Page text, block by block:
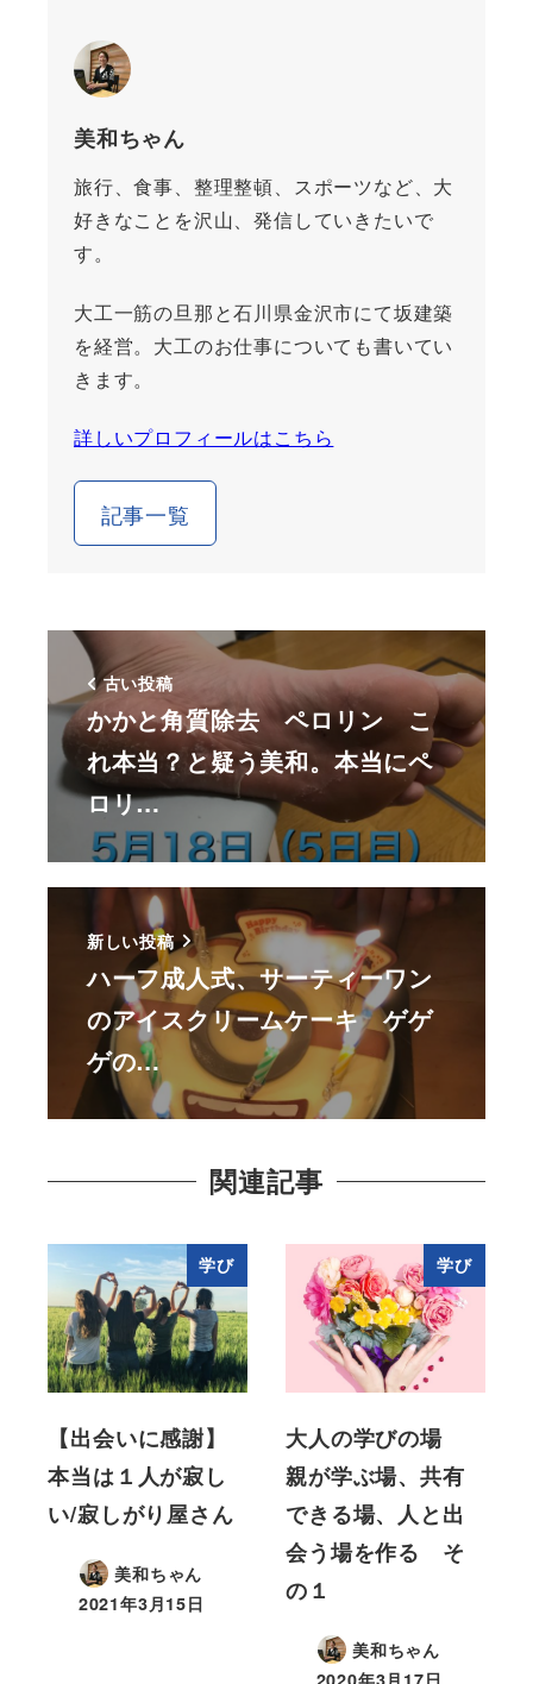
美和ちゃん
旅行、食事、整理整頓、スポーツなど、大
好きなことを沢山、発信していきたいで
す。
大工一筋の旦那と石川県金沢市にて坂建築
を経営。大工のお仕事についても書いてい
きます。
詳しいプロフィールはこちら
記事一覧
古い投稿
かかと角質除去 ペロリン こ
れ本当？と疑う美和。本当にペ
ロリ…
新しい投稿
ハーフ成人式、サーティーワン
のアイスクリームケーキ ゲゲ
ゲの…
関連記事
学び
【出会いに感謝】
本当は１人が寂し
い/寂しがり屋さん
美和ちゃん
2021年3月15日
学び
大人の学びの場
親が学ぶ場、共有
できる場、人と出
会う場を作る そ
の１
美和ちゃん
2020年3月17日